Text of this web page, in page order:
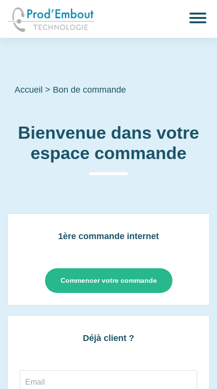
Accueil > Bon de commande
Bienvenue dans votre
espace commande
1ère commande internet
Commencer votre commande
Déjà client ?